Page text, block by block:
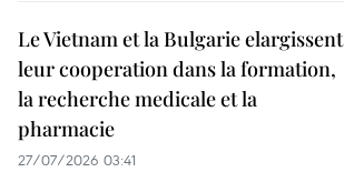
Le Vietnam et la Bulgarie elargissent
leur cooperation dans la formation,
la recherche medicale et la
pharmacie
27/07/2026 03:41